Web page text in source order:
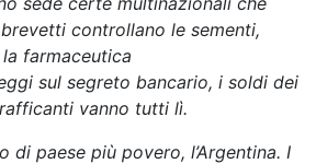
controllano le sementi,
la farmaceutica
sul segreto bancario, i soldi dei
vanno tutti lì.
di paese più povero, l’Argentina. I